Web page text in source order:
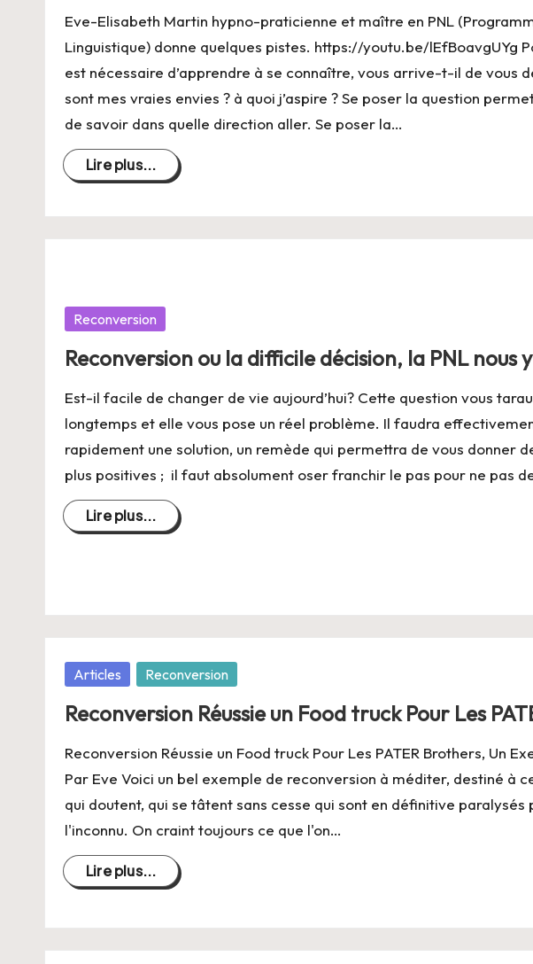
Eve-Elisabeth Martin hypno-praticienne et maître en PNL
Linguistique) donne quelques pistes. https://youtu.be/lEfBoavgUYg
est nécessaire d’apprendre à se connaître, vous arrive-t-il de vous
sont mes vraies envies ? à quoi j’aspire ? Se poser la question
de savoir dans quelle direction aller. Se poser la…
Lire plus...
Posté
Reconversion
Reconversion ou la difficile décision, la PNL nous
Est-il facile de changer de vie aujourd’hui? Cette question vous
longtemps et elle vous pose un réel problème. Il faudra
rapidement une solution, un remède qui permettra de vous donner
plus positives ; il faut absolument oser franchir le pas pour ne pas
Lire plus...
Posté
Articles Reconversion
Reconversion Réussie un Food truck Pour Les
Reconversion Réussie un Food truck Pour Les PATER Brothers, Un
Par Eve Voici un bel exemple de reconversion à méditer, destiné à
qui doutent, qui se tâtent sans cesse qui sont en définitive paralysés
l'inconnu. On craint toujours ce que l'on…
Lire plus...